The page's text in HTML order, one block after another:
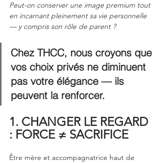
Peut-on conserver une image premium tout
en incarnant pleinement sa vie personnelle
— y compris son rôle de parent ?
Chez THCC, nous croyons que
vos choix privés ne diminuent
pas votre élégance — ils
peuvent la renforcer.
1. CHANGER LE REGARD
: FORCE ≠ SACRIFICE
Être mère et accompagnatrice haut de